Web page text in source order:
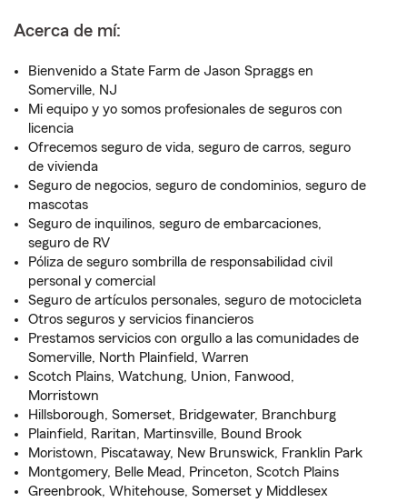
Acerca de mí:
Bienvenido a State Farm de Jason Spraggs en
Somerville, NJ
Mi equipo y yo somos profesionales de seguros con
licencia
Ofrecemos seguro de vida, seguro de carros, seguro
de vivienda
Seguro de negocios, seguro de condominios, seguro de
mascotas
Seguro de inquilinos, seguro de embarcaciones,
seguro de RV
Póliza de seguro sombrilla de responsabilidad civil
personal y comercial
Seguro de artículos personales, seguro de motocicleta
Otros seguros y servicios financieros
Prestamos servicios con orgullo a las comunidades de
Somerville, North Plainfield, Warren
Scotch Plains, Watchung, Union, Fanwood,
Morristown
Hillsborough, Somerset, Bridgewater, Branchburg
Plainfield, Raritan, Martinsville, Bound Brook
Moristown, Piscataway, New Brunswick, Franklin Park
Montgomery, Belle Mead, Princeton, Scotch Plains
Greenbrook, Whitehouse, Somerset y Middlesex